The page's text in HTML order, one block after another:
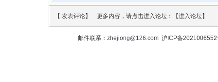
【 发表评论】 更多内容，请点击进入论坛：【进入论坛】
邮件联系： zhejiong@126.com沪ICP备